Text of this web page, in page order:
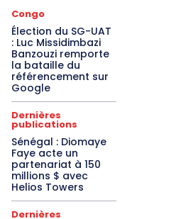
Congo
Élection du SG-UAT
: Luc Missidimbazi
Banzouzi remporte
la bataille du
référencement sur
Google
Dernières
publications
Sénégal : Diomaye
Faye acte un
partenariat à 150
millions $ avec
Helios Towers
Dernières